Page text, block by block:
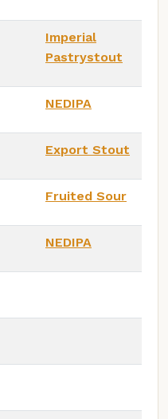
Imperial
Pastrystout
NEDIPA
Export Stout
Fruited Sour
NEDIPA